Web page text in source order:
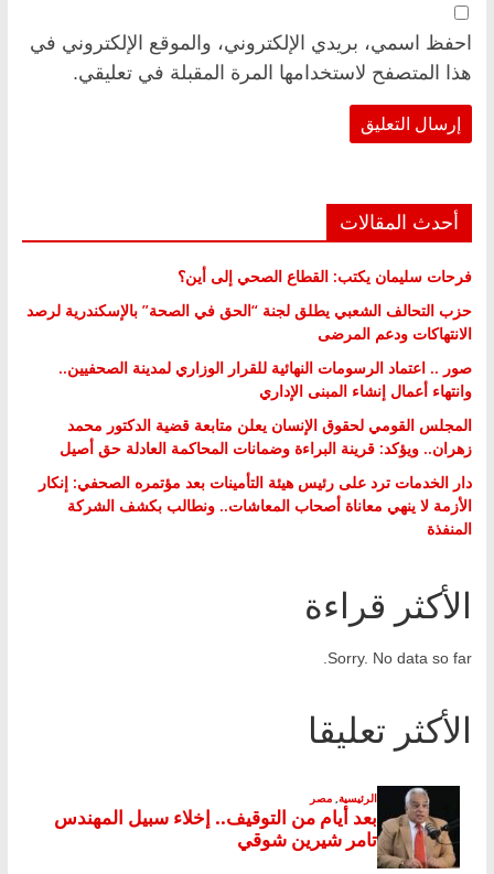
احفظ اسمي، بريدي الإلكتروني، والموقع الإلكتروني في
هذا المتصفح لاستخدامها المرة المقبلة في تعليقي.
أحدث المقالات
فرحات سليمان يكتب: القطاع الصحي إلى أين؟
حزب التحالف الشعبي يطلق لجنة “الحق في الصحة” بالإسكندرية لرصد
الانتهاكات ودعم المرضى
صور .. اعتماد الرسومات النهائية للقرار الوزاري لمدينة الصحفيين..
وانتهاء أعمال إنشاء المبنى الإداري
المجلس القومي لحقوق الإنسان يعلن متابعة قضية الدكتور محمد
زهران.. ويؤكد: قرينة البراءة وضمانات المحاكمة العادلة حق أصيل
دار الخدمات ترد على رئيس هيئة التأمينات بعد مؤتمره الصحفي: إنكار
الأزمة لا ينهي معاناة أصحاب المعاشات.. ونطالب بكشف الشركة
المنفذة
الأكثر قراءة
Sorry. No data so far.
الأكثر تعليقا